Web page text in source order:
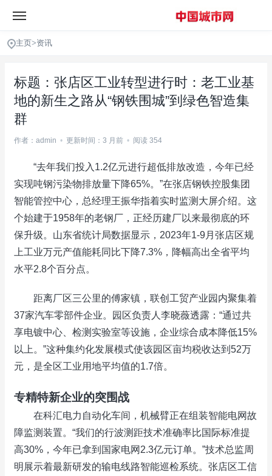
主页>资讯
标题：张店区工业转型进行时：老工业基
地的新生之路从“钢铁围城”到绿色智造集
群
作者：admin • 更新时间：3 月前 • 阅读 354
“去年我们投入1.2亿元进行超低排放改造，今年已经
实现吨钢污染物排放量下降65%。”在张店钢铁控股集团
智能管控中心，总经理王振华指着实时监测大屏介绍。这
个始建于1958年的老钢厂，正经历建厂以来最彻底的环
保升级。山东省统计局数据显示，2023年1-9月张店区规
上工业万元产值能耗同比下降7.3%，降幅高出全省平均
水平2.8个百分点。
距离厂区三公里的傅家镇，联创工贸产业园内聚集着
37家汽车零部件企业。园区负责人李晓薇透露：“通过共
享电镀中心、检测实验室等设施，企业综合成本降低15%
以上。”这种集约化发展模式使该园区亩均税收达到52万
元，是全区工业用地平均值的1.7倍。
专精特新企业的突围战
在科汇电力自动化车间，机械臂正在组装智能电网故
障监测装置。“我们的行波测距技术准确率比国际标准提
高30%，今年已拿到国家电网2.3亿元订单。”技术总监周
明展示着最新研发的输电线路智能巡检系统。张店区工信